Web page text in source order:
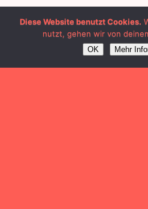
Diese Website benutzt Cookies.
nutzt, gehen wir von
OK Mehr